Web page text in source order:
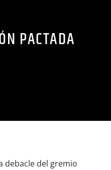
PACTADA
debacle del gremio